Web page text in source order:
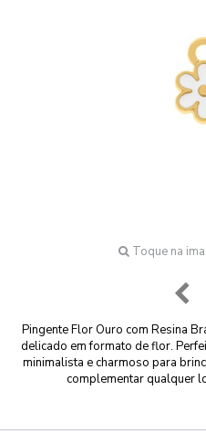
Toque na
Pingente Flor Ouro com Resina
delicado em formato de flor.
minimalista e charmoso para
complementar qualquer